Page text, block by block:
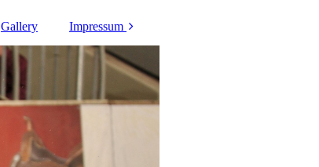
Gallery Impressum
AGB
Datenschutz